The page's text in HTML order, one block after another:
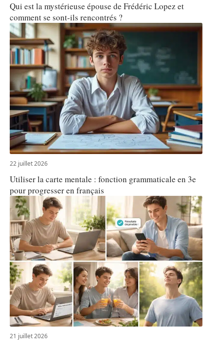
Qui est la mystérieuse épouse de Frédéric Lopez et
comment se sont-ils rencontrés ?
22 juillet 2026
Utiliser la carte mentale : fonction grammaticale en 3e
pour progresser en français
21 juillet 2026